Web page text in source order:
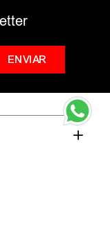
ENVIAR